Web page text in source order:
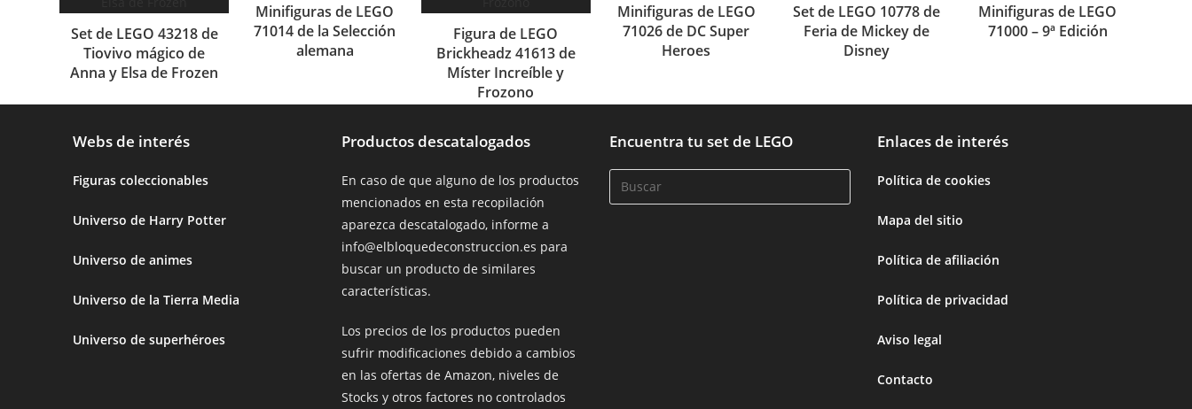
Set de LEGO 43218 de
Tiovivo mágico de
Anna y Elsa de Frozen
Minifiguras de LEGO
71014 de la Selección
alemana
Figura de LEGO
Brickheadz 41613 de
Míster Increíble y
Frozono
Minifiguras de LEGO
71026 de DC Super
Heroes
Set de LEGO 10778 de
Feria de Mickey de
Disney
Minifiguras de LEGO
71000 – 9ª Edición
Webs de interés
Figuras coleccionables
Universo de Harry Potter
Universo de animes
Universo de la Tierra Media
Universo de superhéroes
Productos descatalogados
En caso de que alguno de los productos
mencionados en esta recopilación
aparezca descatalogado, informe a
info@elbloquedeconstruccion.es para
buscar un producto de similares
características.
Los precios de los productos pueden
sufrir modificaciones debido a cambios
en las ofertas de Amazon, niveles de
Stocks y otros factores no controlados
Encuentra tu set de LEGO Enlaces de interés
Política de cookies
Mapa del sitio
Política de afiliación
Política de privacidad
Aviso legal
Contacto